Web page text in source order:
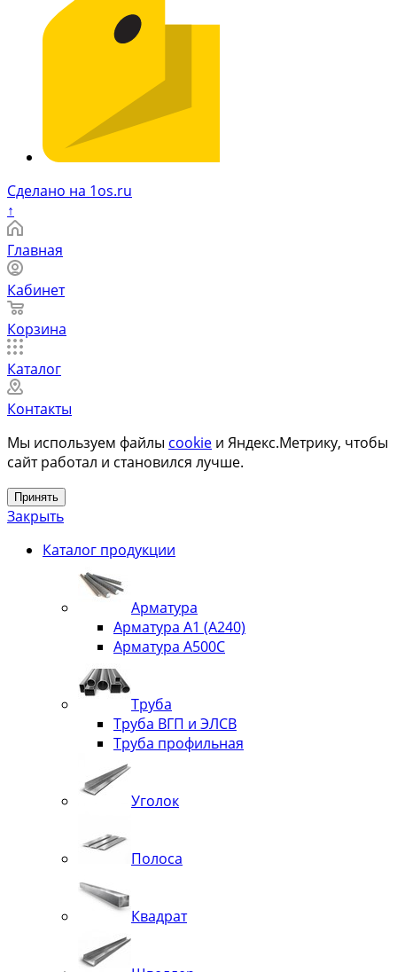
Сделано на 1os.ru
↑
Главная
Кабинет
Корзина
Каталог
Контакты
Мы используем файлы cookie и Яндекс.Метрику, чтобы
сайт работал и становился лучше.
Принять
Закрыть
Каталог продукции
Арматура
Арматура А1 (А240)
Арматура А500С
Труба
Труба ВГП и ЭЛСВ
Труба профильная
Уголок
Полоса
Квадрат